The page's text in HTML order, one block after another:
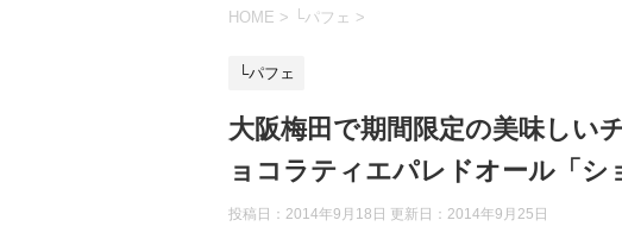
HOME > └パフェ >
└パフェ
大阪梅田で期間限定の美味しい
ョコラティエパレドオール「シ
投稿日：2014年9月18日 更新日： 2014年9月25日